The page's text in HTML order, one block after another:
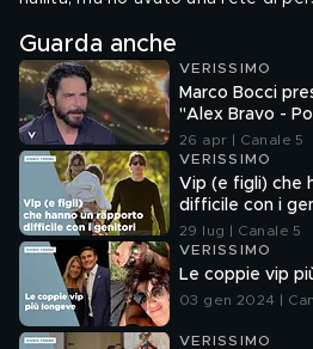
Guarda anche
VERISSIMO
Marco Bocci
"Alex Bravo -
26 apr | Canale 5
VERISSIMO
Vip (e figli) che
difficile con i
29 lug | Canale 5
VERISSIMO
Le coppie vip
03 gen 2024 |
VERISSIMO